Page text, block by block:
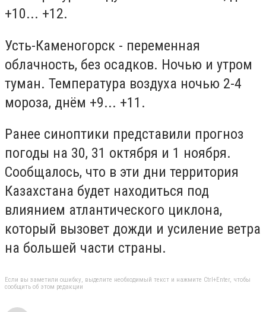
+10... +12.
Усть-Каменогорск - переменная
облачность, без осадков. Ночью и утром
туман. Температура воздуха ночью 2-4
мороза, днём +9... +11.
Ранее синоптики представили прогноз
погоды на 30, 31 октября и 1 ноября.
Сообщалось, что в эти дни территория
Казахстана будет находиться под
влиянием атлантического циклона,
который вызовет дожди и усиление ветра
на большей части страны.
Если вы заметили ошибку, выделите необходимый текст и нажмите Ctrl+Enter, чтобы
сообщить об этом редакции